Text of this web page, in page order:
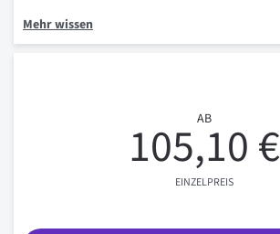
Mehr wissen
AB
105,10 €
EINZELPREIS